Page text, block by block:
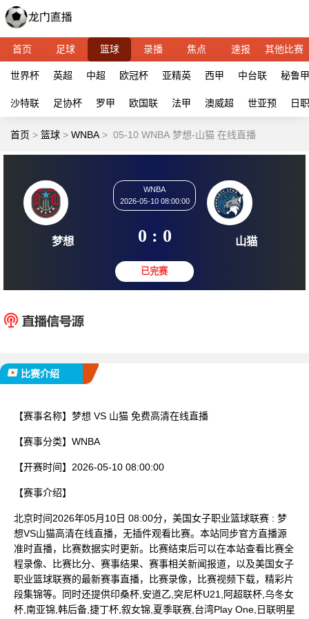
首页 足球 篮球 录播 焦点 速报 其他比赛
世界杯 英超 中超 欧冠杯 亚精英 西甲 中台联 秘鲁甲
沙特联 足协杯 罗甲 欧国联 法甲 澳威超 世亚预 日
首页 > 篮球 > WNBA > 05-10 WNBA 梦想-山猫 在线直播
梦想
2026-05-10 08:00:00
0 : 0 山
比赛介绍
【赛事名称】 梦想 VS 山猫 免费高清在线直播
【赛事分类】 WNBA
【开赛时间】 2026-05-10 08:00:00
【赛事介绍】
北京时间2026年05月10日 08:00分，美国女子职业篮球联赛 : 梦
想VS山猫高清在线直播，无插件观看比赛。本站同步官方直播源
准时直播，比赛数据实时更新。比赛结束后可以在本站查看比赛全
程录像、比赛比分、赛事结果、赛事相关新闻报道，以及美国女子
职业篮球联赛的最新赛事直播，比赛录像，比赛视频下载，精彩片
段集锦等。同时还提供印桑杯,安道乙,突尼杯U21,阿超联杯,乌冬女
杯,南亚锦,韩后备,捷丁杯,叙女锦,夏季联赛,台湾Play One,日联明星